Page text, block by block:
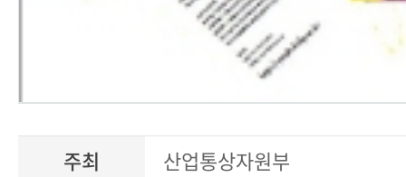
주최
산업통상자원부